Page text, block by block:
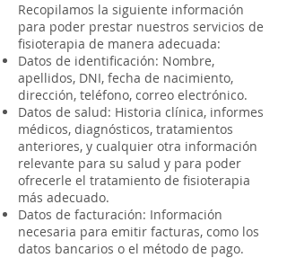
Recopilamos la siguiente información
para poder prestar nuestros servicios de
fisioterapia de manera adecuada:
Datos de identificación: Nombre,
apellidos, DNI, fecha de nacimiento,
dirección, teléfono, correo electrónico.
Datos de salud: Historia clínica, informes
médicos, diagnósticos, tratamientos
anteriores, y cualquier otra información
relevante para su salud y para poder
ofrecerle el tratamiento de fisioterapia
más adecuado.
Datos de facturación: Información
necesaria para emitir facturas, como los
datos bancarios o el método de pago.